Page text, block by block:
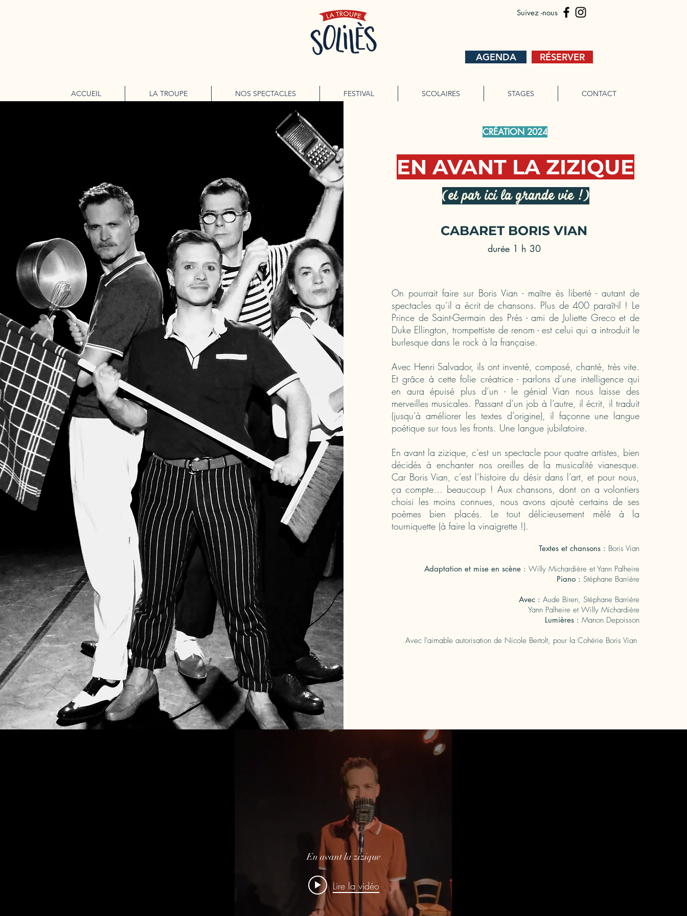
Suivez -nous
AGENDA RÉSERVER
ACCUEIL LA TROUPE NOS SPECTACLES FESTIVAL SCOLAIRES STAGES CONTACT
CRÉATION 2024
EN AVANT LA ZIZIQUE
(et par ici la grande vie !)
CABARET BORIS VIAN
durée 1 h 30
On pourrait faire sur Boris Vian - maître ès liberté - autant de
spectacles qu’il a écrit de chansons. Plus de 400 paraît-il ! Le
Prince de Saint-Germain des Prés - ami de Juliette Greco et de
Duke Ellington, trompettiste de renom - est celui qui a introduit le
burlesque dans le rock à la française.
Avec Henri Salvador, ils ont inventé, composé, chanté, très vite.
Et grâce à cette folie créatrice - parlons d’une intelligence qui
en aura épuisé plus d’un - le génial Vian nous laisse des
merveilles musicales. Passant d’un job à l’autre, il écrit, il traduit
(jusqu’à améliorer les textes d’origine), il façonne une langue
poétique sur tous les fronts. Une langue jubilatoire.
En avant la zizique, c’est un spectacle pour quatre artistes, bien
décidés à enchanter nos oreilles de la musicalité vianesque.
Car Boris Vian, c’est l’histoire du désir dans l’art, et pour nous,
ça compte… beaucoup ! Aux chansons, dont on a volontiers
choisi les moins connues, nous avons ajouté certains de ses
poèmes bien placés. Le tout délicieusement mêlé à la
tourniquette (à faire la vinaigrette !).
Textes et chansons : Boris Vian
Adaptation et mise en scène : Willy Michardière et Yann Palheire
Piano : Stéphane Barrière
Avec : Aude Biren, Stéphane Barrière
Yann Palheire et Willy Michardière
Lumières : Manon Depoisson
Avec l'aimable autorisation de Nicole Bertolt, pour la Cohérie Boris Vian
En avant la zizique
Lire la vidéo